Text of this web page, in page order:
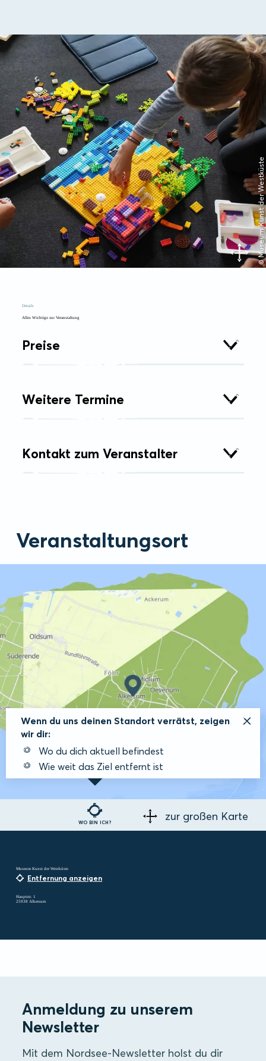
© Museum Kunst der Westküste
Details
Alles Wichtige zur Veranstaltung
Preise
Weitere Termine
Kontakt zum Veranstalter
Veranstaltungsort
WO BIN ICH?
Wenn du uns deinen Standort verrätst, zeigen
wir dir:
Wo du dich aktuell befindest
Wie weit das Ziel entfernt ist
zur großen Karte
Museum Kunst der Westküste
Entfernung anzeigen
Hauptstr. 1
25938 Alkersum
Anmeldung zu unserem
Newsletter
Mit dem Nordsee-Newsletter holst du dir